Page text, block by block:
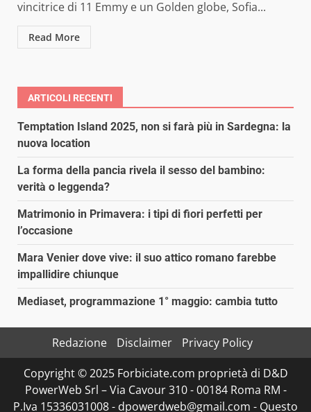
vincitrice di 11 Emmy e un Golden globe, Sofia...
Read More
ARTICOLI RECENTI
Temptation Island 2025, non si farà più in Sardegna: la
nuova location
La forma della pancia rivela il sesso del bambino:
verità o leggenda?
Matrimonio in Primavera: i tipi di fiori perfetti per
l’occasione
Mara Venier dove vive: il suo attico romano farebbe
impallidire chiunque
Mediaset, programmazione 1° maggio: cambia tutto
Redazione Disclaimer
Privacy Policy
Copyright © 2025 Forbiciate.com proprietà di D&D
PowerWeb Srl – Via Cavour 310 - 00184 Roma RM -
P.Iva 15336031008 - dpowerdweb@gmail.com - Questo